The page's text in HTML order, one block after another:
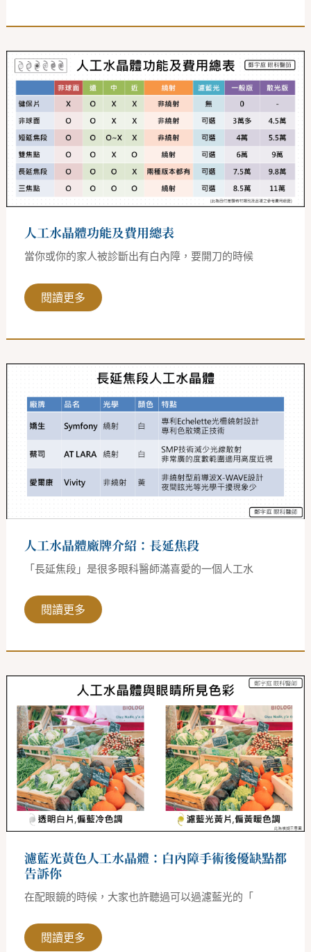
人工水晶體功能及費用總表
當你或你的家人被診斷出有白內障，要開刀的時候
人
工
水
體
功
及
費
用
總
表
閱讀更多
人工水晶體廠牌介紹：長延焦段
「長延焦段」是很多眼科醫師滿喜愛的一個人工水
人
晶
體
廠
紹：
長
延
焦
閱讀更多
濾藍光黃色人工水晶體：白內障手術後優缺點都
告訴你
在配眼鏡的時候，大家也許聽過可以過濾藍光的「
濾
光
黃
色
人
工
水
晶
體：
白
內
障
手
術
優
缺
點
都
告
你
閱讀更多